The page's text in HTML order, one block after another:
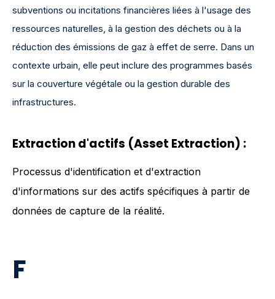
subventions ou incitations financières liées à l'usage des
ressources naturelles, à la gestion des déchets ou à la
réduction des émissions de gaz à effet de serre. Dans un
contexte urbain, elle peut inclure des programmes basés
sur la couverture végétale ou la gestion durable des
infrastructures.
Extraction d'actifs (Asset Extraction) :
Processus d'identification et d'extraction
d'informations sur des actifs spécifiques à partir de
données de capture de la réalité.
F